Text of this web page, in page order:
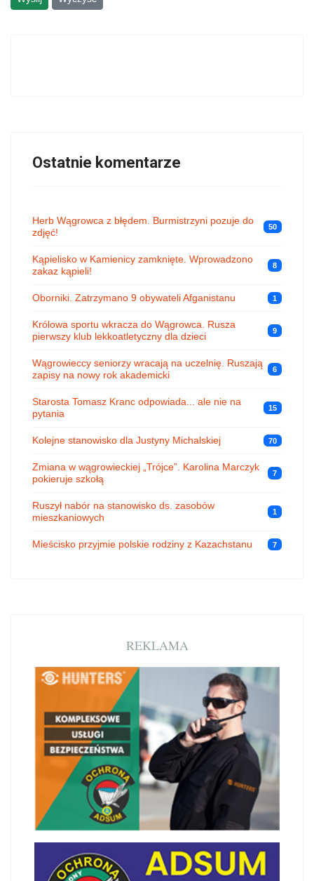
Ostatnie komentarze
Herb Wągrowca z błędem. Burmistrzyni pozuje do
zdjęć!
50
Kąpielisko w Kamienicy zamknięte. Wprowadzono
zakaz kąpieli!
8
Oborniki. Zatrzymano 9 obywateli Afganistanu 1
Królowa sportu wkracza do Wągrowca. Rusza
pierwszy klub lekkoatletyczny dla dzieci
9
Wągrowieccy seniorzy wracają na uczelnię. Ruszają
zapisy na nowy rok akademicki
6
Starosta Tomasz Kranc odpowiada... ale nie na
pytania
15
Kolejne stanowisko dla Justyny Michalskiej 70
Zmiana w wągrowieckiej „Trójce”. Karolina Marczyk
pokieruje szkołą
7
Ruszył nabór na stanowisko ds. zasobów
mieszkaniowych
1
Mieścisko przyjmie polskie rodziny z Kazachstanu 7
REKLAMA